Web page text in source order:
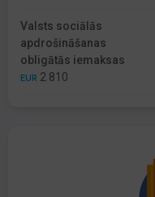
Valsts sociālās
apdrošināšanas
obligātās iemaksas
EUR 2 810